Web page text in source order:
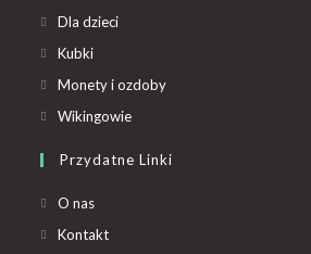
Dla dzieci
Kubki
Monety i ozdoby
Wikingowie
Przydatne Linki
O nas
Kontakt